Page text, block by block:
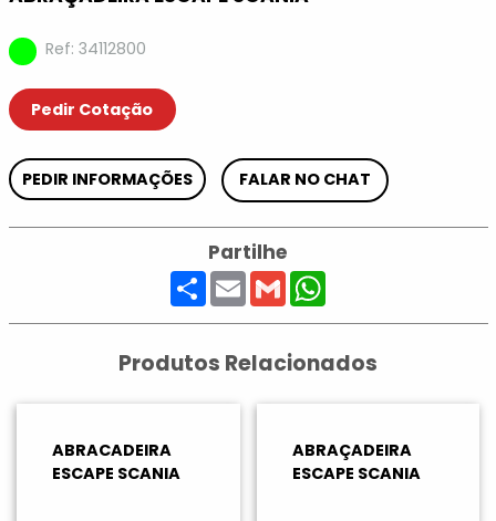
Ref: 34112800
Pedir Cotação
PEDIR INFORMAÇÕES FALAR NO CHAT
Partilhe
ShareEmailGmail
Produtos Relacionados
ABRACADEIRA
ESCAPE SCANIA
ABRAÇADEIRA
ESCAPE SCANIA